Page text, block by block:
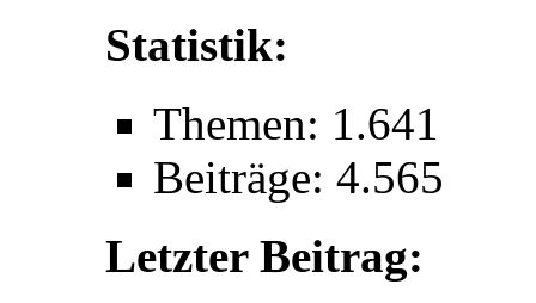
Statistik:
Themen: 1.641
Beiträge: 4.565
Letzter Beitrag: